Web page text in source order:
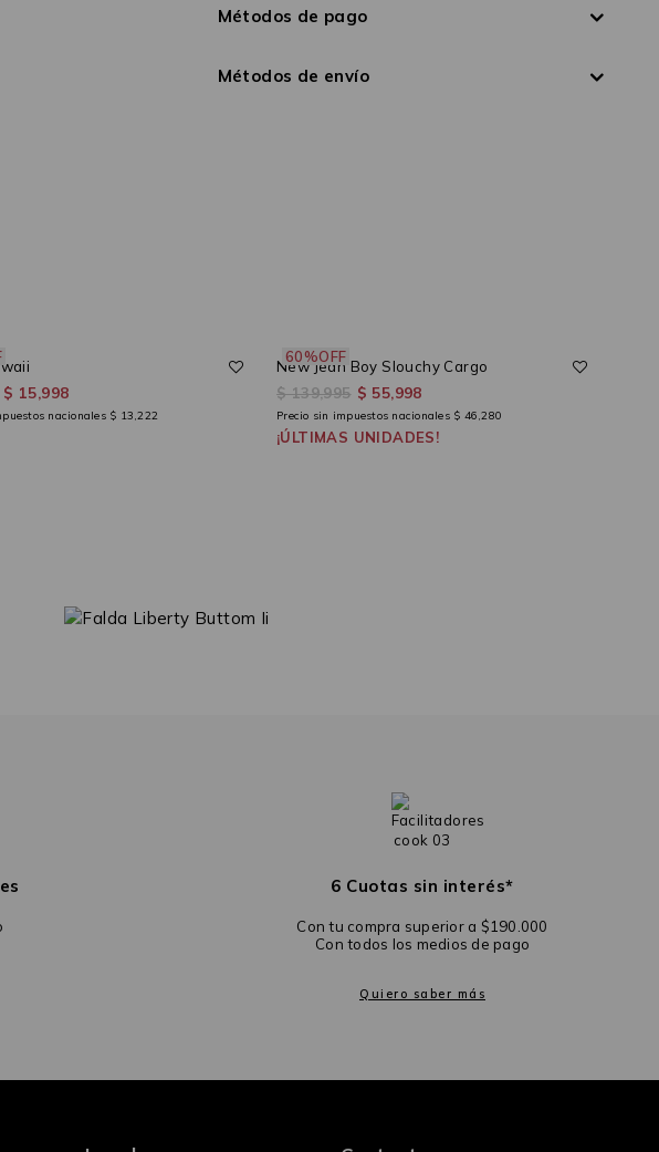
Métodos de pago
Métodos de envío
$ 15,998
nacionales $ 13,222
60%OFF
New Jean Boy Slouchy Cargo
$ 139,995 $ 55,998
Precio sin impuestos nacionales $ 46,280
¡ÚLTIMAS UNIDADES!
6 Cuotas sin interés*
Con tu compra superior a $190.000
Con todos los medios de pago
Quiero saber más